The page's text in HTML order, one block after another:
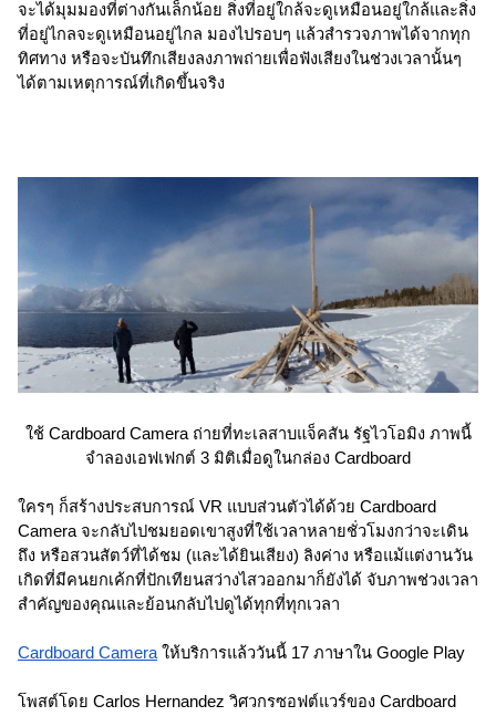
จะได้มุมมองที่ต่างกันเล็กน้อย สิ่งที่อยู่ใกล้จะดูเหมือนอยู่ใกล้และสิ่ง
ที่อยู่ไกลจะดูเหมือนอยู่ไกล มองไปรอบๆ แล้วสำรวจภาพได้จากทุก
ทิศทาง หรือจะบันทึกเสียงลงภาพถ่ายเพื่อฟังเสียงในช่วงเวลานั้นๆ
ได้ตามเหตุการณ์ที่เกิดขึ้นจริง
ใช้ Cardboard Camera ถ่ายที่ทะเลสาบแจ็คสัน รัฐไวโอมิง ภาพนี้
จำลองเอฟเฟกต์ 3 มิติเมื่อดูในกล่อง Cardboard
ใครๆ ก็สร้างประสบการณ์ VR แบบส่วนตัวได้ด้วย Cardboard
Camera จะกลับไปชมยอดเขาสูงที่ใช้เวลาหลายชั่วโมงกว่าจะเดิน
ถึง หรือสวนสัตว์ที่ได้ชม (และได้ยินเสียง) ลิงค่าง หรือแม้แต่งานวัน
เกิดที่มีคนยกเค้กที่ปักเทียนสว่างไสวออกมาก็ยังได้ จับภาพช่วงเวลา
สำคัญของคุณและย้อนกลับไปดูได้ทุกที่ทุกเวลา
Cardboard Camera ให้บริการแล้ววันนี้ 17 ภาษาใน Google Play
โพสต์โดย Carlos Hernandez วิศวกรซอฟต์แวร์ของ Cardboard